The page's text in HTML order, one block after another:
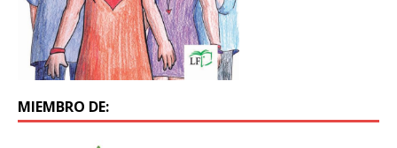
MIEMBRO DE: